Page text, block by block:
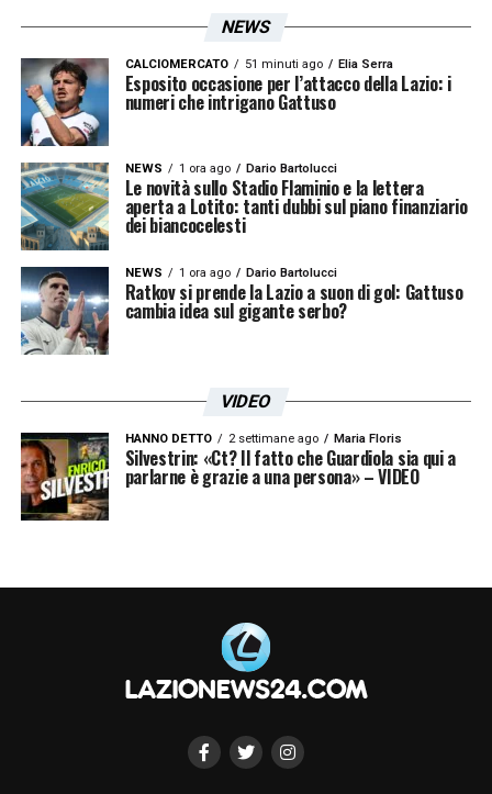
quello delle grandi occasioni: attesi circa
25mila tifosi in una giornata all’insegna dello
sport.
LA PLAYLIST DELLE NOSTRE TOP NEWS
NEWS
CALCIOMERCATO 51 minuti ago Elia Serra
Esposito occasione per l’attacco della Lazio: i
numeri che intrigano Gattuso
NEWS 1 ora ago Dario Bartolucci
Le novità sullo Stadio Flaminio e la lettera
aperta a Lotito: tanti dubbi sul piano finanziario
dei biancocelesti
NEWS 1 ora ago Dario Bartolucci
Ratkov si prende la Lazio a suon di gol: Gattuso
cambia idea sul gigante serbo?
VIDEO
HANNO DETTO 2 settimane ago Maria Floris
Silvestrin: «Ct? Il fatto che Guardiola sia qui a
parlarne è grazie a una persona» – VIDEO